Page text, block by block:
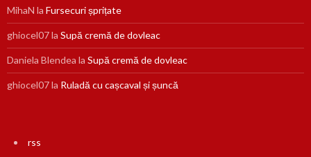
MihaN la Fursecuri șprițate
ghiocel07la Supă cremă de dovleac
Daniela Blendea la Supă cremă de dovleac
ghiocel07la Ruladă cu cașcaval și șuncă
rss